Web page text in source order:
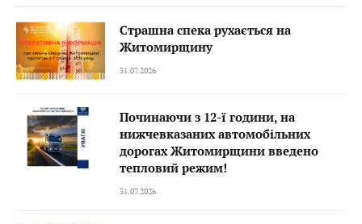
Страшна спека рухається на
Житомирщину
31.07.2026
Починаючи з 12-ї години, на
нижчевказаних автомобільних
дорогах Житомирщини введено
тепловий режим!
31.07.2026